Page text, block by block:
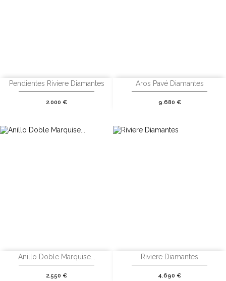
Pendientes Riviere Diamantes
Precio
2.000 €
Aros Pavé Diamantes
Precio
9.680 €
Anillo Doble Marquise...
Precio
2.550 €
Riviere Diamantes
Precio
4.690 €